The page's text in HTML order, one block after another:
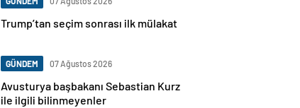
Trump’tan seçim sonrası ilk mülakat
GÜNDEM 07 Ağustos 2026
Avusturya başbakanı Sebastian Kurz
ile ilgili bilinmeyenler